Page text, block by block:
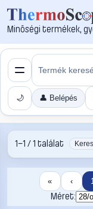
Minőségi termékek,
🌙 👤 Belépés
1–1 / 1 találat
« ‹ 1
Méret: